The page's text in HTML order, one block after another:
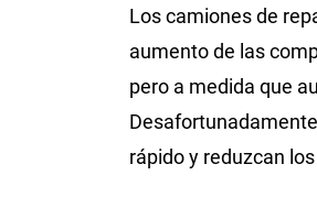
Los camiones de
aumento de las
pero a medida que
rápido y reduzcan